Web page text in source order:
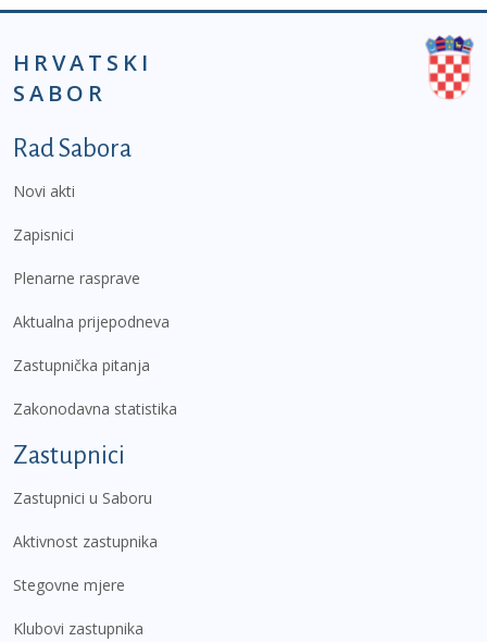
HRVATSKI
SABOR
Podnožje prvi izbornik
Rad Sabora
Novi akti
Zapisnici
Plenarne rasprave
Aktualna prijepodneva
Zastupnička pitanja
Zakonodavna statistika
Zastupnici
Zastupnici u Saboru
Aktivnost zastupnika
Stegovne mjere
Klubovi zastupnika